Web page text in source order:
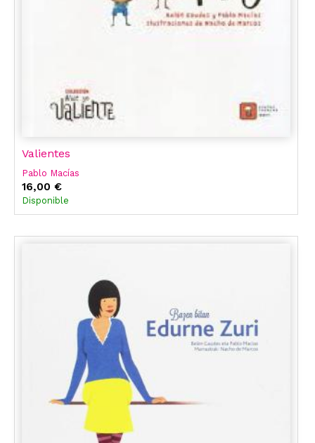
Valientes
Pablo Macías
16,00 €
Disponible